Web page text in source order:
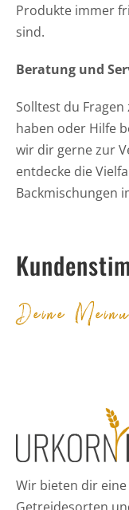
Produkte immer
sind.
Beratung und
Solltest du
haben oder Hilfe
wir dir gerne zur
entdecke die
Backmischungen
Deine
Wir bieten dir